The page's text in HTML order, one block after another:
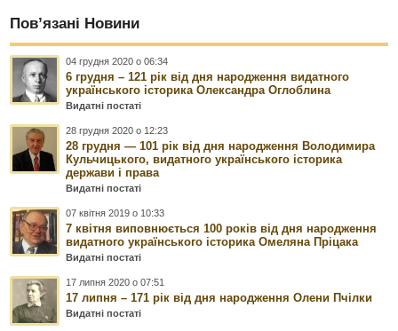
Пов’язані Новини
04 грудня 2020 о 06:34
6 грудня – 121 рік від дня народження видатного
українського історика Олександра Оглоблина
Видатні постаті
28 грудня 2020 о 12:23
28 грудня — 101 рік від дня народження Володимира
Кульчицького, видатного українського історика
держави і права
Видатні постаті
07 квітня 2019 о 10:33
7 квітня виповнюється 100 років від дня народження
видатного українського історика Омеляна Пріцака
Видатні постаті
17 липня 2020 о 07:51
17 липня – 171 рік від дня народження Олени Пчілки
Видатні постаті